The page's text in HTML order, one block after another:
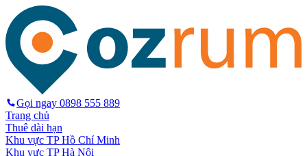
Gọi ngay 0898 555 889
Trang chủ
Thuê dài hạn
Khu vực TP Hồ Chí Minh
Khu vực TP Hà Nội